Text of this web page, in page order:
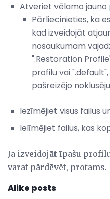
Atveriet vēlamo jauno
Pārliecinieties, ka
kad izveidojāt
nosaukumam
".Restoration
profilu vai
pašreizējo
Iezīmējiet visus failus
Ielīmējiet failus, kas
Ja izveidojāt īpašu
varat pārdēvēt, protams.
Alike posts